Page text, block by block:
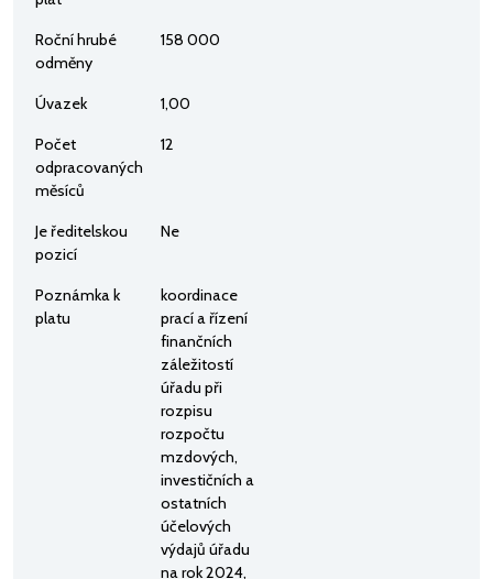
Roční hrubé
odměny
158 000
Úvazek 1,00
Počet
odpracovaných
měsíců
12
Je ředitelskou
pozicí
Ne
Poznámka k
platu
koordinace
prací a řízení
finančních
záležitostí
úřadu při
rozpisu
rozpočtu
mzdových,
investičních a
ostatních
účelových
výdajů úřadu
na rok 2024,